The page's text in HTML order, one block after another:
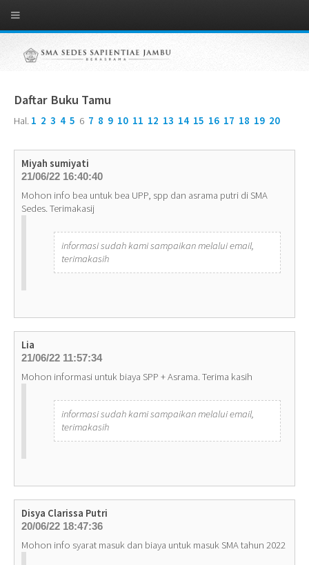
Daftar Buku Tamu
Hal. 1 2 3 4 5 6 7 8 9 10 11 12 13 14 15 16 17 18 19 20
Miyah sumiyati
21/06/22 16:40:40
Mohon info bea untuk bea UPP, spp dan asrama putri di SMA
Sedes. Terimakasij
informasi sudah kami sampaikan melalui email,
terimakasih
Lia
21/06/22 11:57:34
Mohon informasi untuk biaya SPP + Asrama. Terima kasih
informasi sudah kami sampaikan melalui email,
terimakasih
Disya Clarissa Putri
20/06/22 18:47:36
Mohon info syarat masuk dan biaya untuk masuk SMA tahun 2022